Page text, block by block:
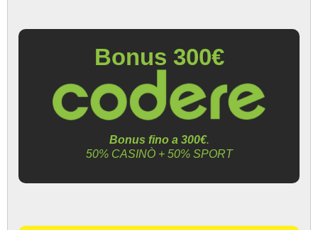
Bonus 300€
Bonus fino a 300€.
50% CASINÒ + 50% SPORT